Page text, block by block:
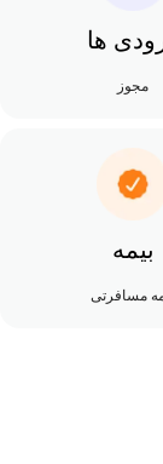
ها
مجوز
بیمه
مسافرتی